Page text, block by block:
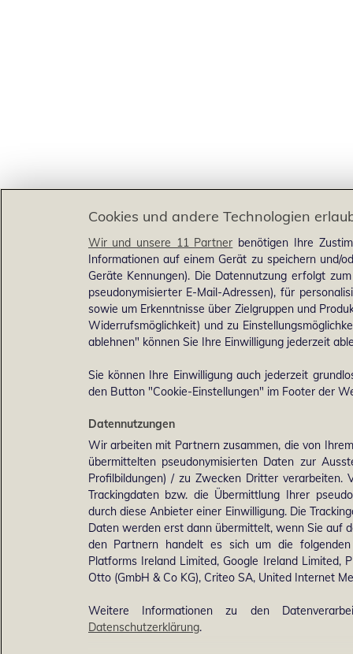
Cookies und andere Technologien
Wir und unsere 11 Partner benötigen Ihre
Informationen auf einem Gerät zu speichern und/
Geräte Kennungen). Die Datennutzung erfolgt
pseudonymisierter E-Mail-Adressen), für
sowie um Erkenntnisse über Zielgruppen und
Widerrufsmöglichkeit) und zu
ablehnen" können Sie Ihre Einwilligung jederzeit
Sie können Ihre Einwilligung auch jederzeit
den Button "Cookie-Einstellungen" im Footer der
Datennutzungen
Wir arbeiten mit Partnern zusammen, die von
übermittelten pseudonymisierten Daten zur
Profilbildungen) / zu Zwecken Dritter
Trackingdaten bzw. die Übermittlung Ihrer
durch diese Anbieter einer Einwilligung. Die
Daten werden erst dann übermittelt, wenn Sie auf
den Partnern handelt es sich um die
Platforms Ireland Limited, Google Ireland Limited,
Otto (GmbH & Co KG), Criteo SA, United Internet
Weitere Informationen zu den
Datenschutzerklärung.